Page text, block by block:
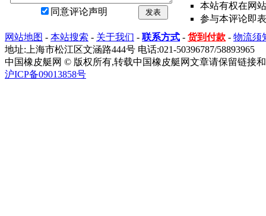
同意评论声明 发表
本站有权在网
参与本评论即
网站地图 - 本站搜索 - 关于我们 - 联系方式 - 货到付款 - 物流须
地址:上海市松江区文涵路444号 电话:021-50396787/58893965
中国橡皮艇网 © 版权所有,转载中国橡皮艇网文章请保留链接
沪ICP备09013858号